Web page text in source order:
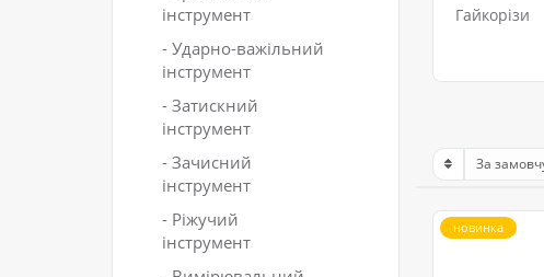
інструмент
- Ударно-важільний
інструмент
- Затискний
інструмент
- Зачисний
інструмент
- Ріжучий
інструмент
Гайкорізи
новинка